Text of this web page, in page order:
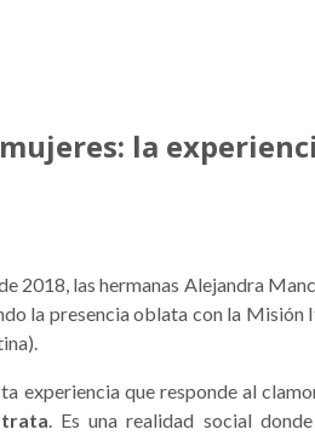
la
2018, las hermanas Alejandra
la presencia oblata con la Misión
experiencia que responde al
. Es una realidad social